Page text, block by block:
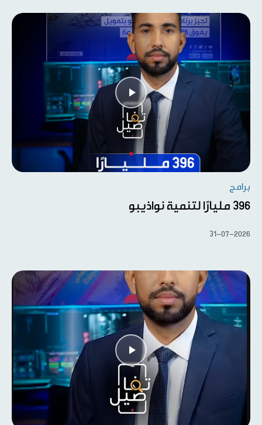
برامج
396 مليارًا لتنمية نواذيبو
31-07-2026